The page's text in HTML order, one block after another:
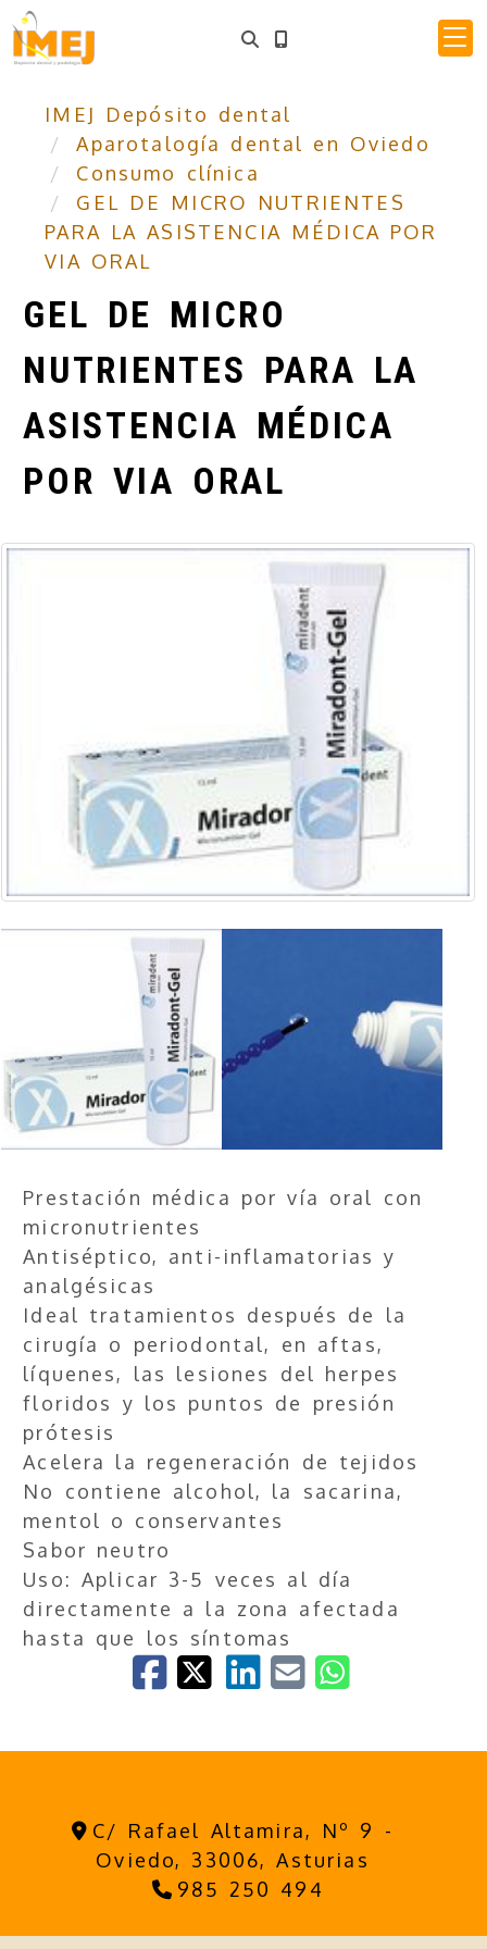
IMEJ Depósito dental
Aparotalogía dental en Oviedo
Consumo clínica
GEL DE MICRO NUTRIENTES
PARA LA ASISTENCIA MÉDICA POR
VIA ORAL
GEL DE MICRO
NUTRIENTES PARA LA
ASISTENCIA MÉDICA
POR VIA ORAL
Prestación médica por vía oral con
micronutrientes
Antiséptico, anti-inflamatorias y
analgésicas
Ideal tratamientos después de la
cirugía o periodontal, en aftas,
líquenes, las lesiones del herpes
floridos y los puntos de presión
prótesis
Acelera la regeneración de tejidos
No contiene alcohol, la sacarina,
mentol o conservantes
Sabor neutro
Uso: Aplicar 3-5 veces al día
directamente a la zona afectada
hasta que los síntomas
C/ Rafael Altamira, Nº 9 -
Oviedo, 33006,Asturias
985 250 494